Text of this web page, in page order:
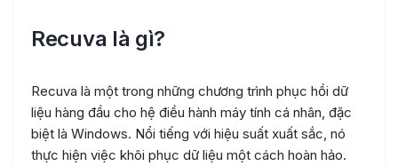
Recuva là gì?
Recuva là một trong những chương trình phục hồi dữ
liệu hàng đầu cho hệ điều hành máy tính cá nhân, đặc
biệt là Windows. Nổi tiếng với hiệu suất xuất sắc, nó
thực hiện việc khôi phục dữ liệu một cách hoàn hảo.